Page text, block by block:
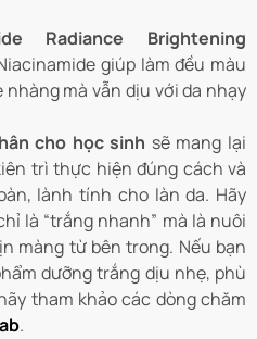
Radiance Brightening
giúp làm đều màu
nhàng mà vẫn dịu với da nhạy
cho học sinh sẽ mang lại
trì thực hiện đúng cách và
lành tính cho làn da. Hãy
là “trắng nhanh” mà là nuôi
màng từ bên trong. Nếu bạn
dưỡng trắng dịu nhẹ, phù
tham khảo các dòng chăm
.